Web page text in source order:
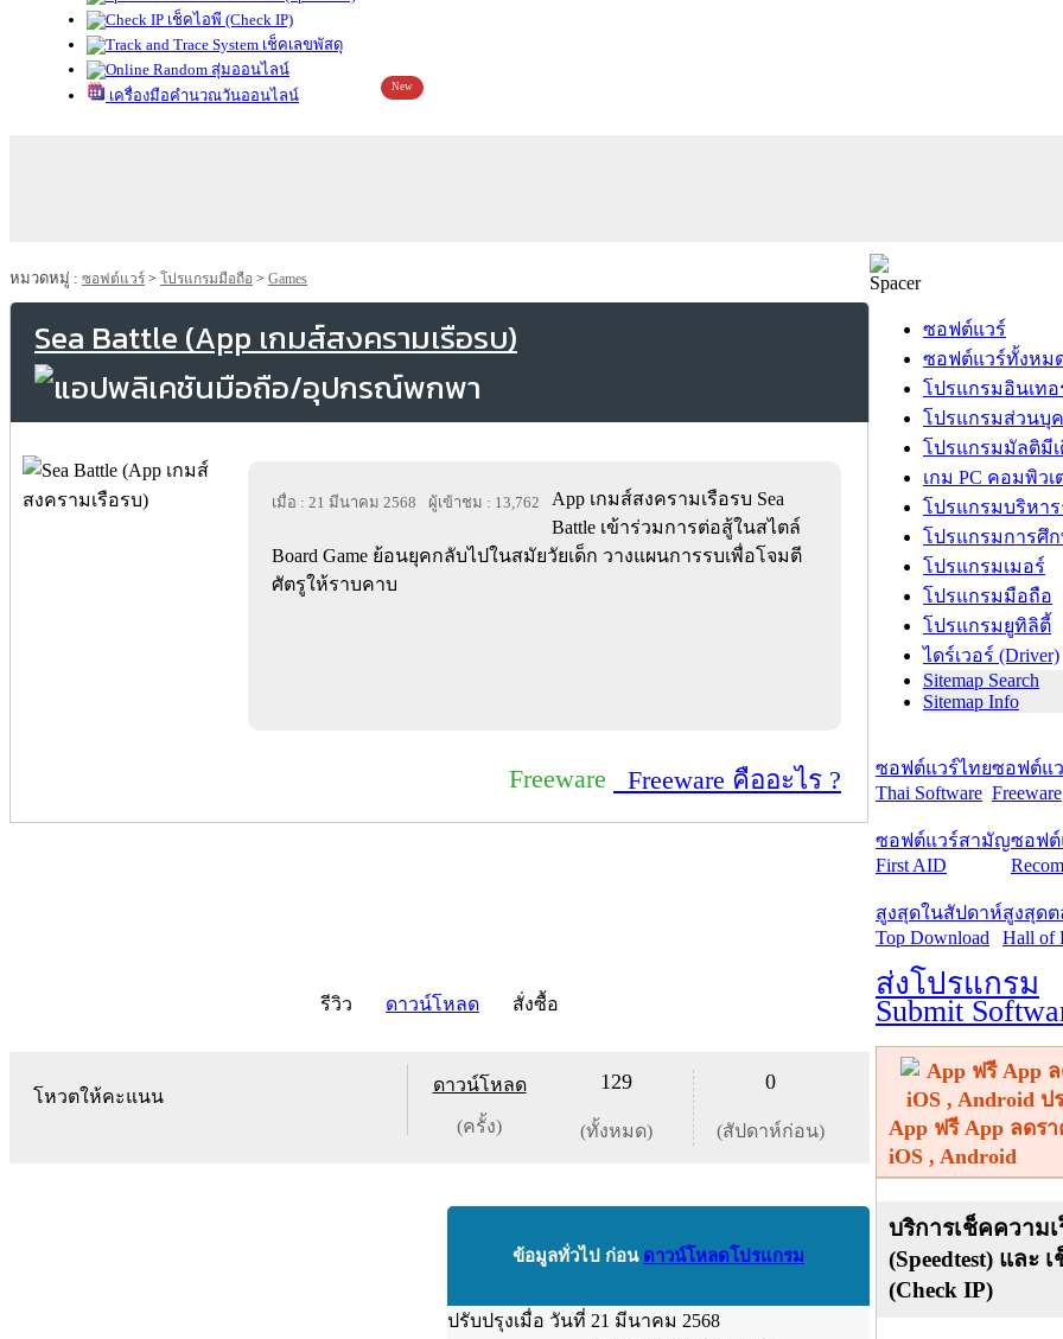
เช็คไอพี (Check IP)
เช็คเลขพัสดุ
สุ่มออนไลน์
เครื่องมือคำนวณวันออนไลน์
New
หมวดหมู่ : ซอฟต์แวร์ > โปรแกรมมือถือ > Games
Sea Battle (App เกมส์สงครามเรือรบ)
เมื่อ : 21 มีนาคม 2568 ผู้เข้าชม : 13,762
App เกมส์สงครามเรือรบ Sea
Battle เข้าร่วมการต่อสู้ในสไตล์
Board Game ย้อนยุคกลับไปในสมัยวัยเด็ก วางแผนการรบเพื่อโจมตี
ศัตรูให้ราบคาบ
Freeware Freeware คืออะไร ?
รีวิว ดาวน์โหลด สั่งซื้อ
โหวตให้คะแนน
ดาวน์โหลด
(ครั้ง)
129
(ทั้งหมด)
0
(สัปดาห์ก่อน)
ข้อมูลทั่วไป ก่อน ดาวน์โหลดโปรแกรม
ปรับปรุงเมื่อ วันที่ 21 มีนาคม 2568
ซอฟต์แวร์
ซอฟต์แวร์ทั้งหม
โปรแกรมอินเทอ
โปรแกรมส่วนบุ
โปรแกรมมัลติมีเ
เกม PC คอมพิวเ
โปรแกรมบริหา
โปรแกรมการศึ
โปรแกรมเมอร์
โปรแกรมมือถือ
โปรแกรมยูทิลิตี้
ไดร์เวอร์ (Driver)
Sitemap Search
Sitemap Info
ซอฟต์แวร์ไทย
Thai Software
ซอฟต์แ
Freeware
ซอฟต์แวร์สามัญ
First AID
ซอฟต์
สูงสุดในสัปดาห์
Top Download
สูงสุด
Hall of
ส่งโปรแกรม
Submit
App ฟรี App ลดร
iOS , Android
บริการเช็คความเ
(Speedtest) และ
(Check IP)